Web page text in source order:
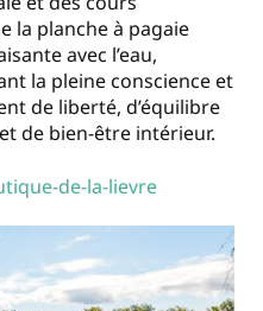
la planche à pagaie
avec l’eau,
la pleine conscience et
de liberté, d’équilibre
de bien-être intérieur.
de-la-lievre